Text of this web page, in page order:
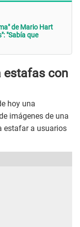
de Mario Hart
"Sabía que
estafas con
hoy una
imágenes de una
estafar a usuarios